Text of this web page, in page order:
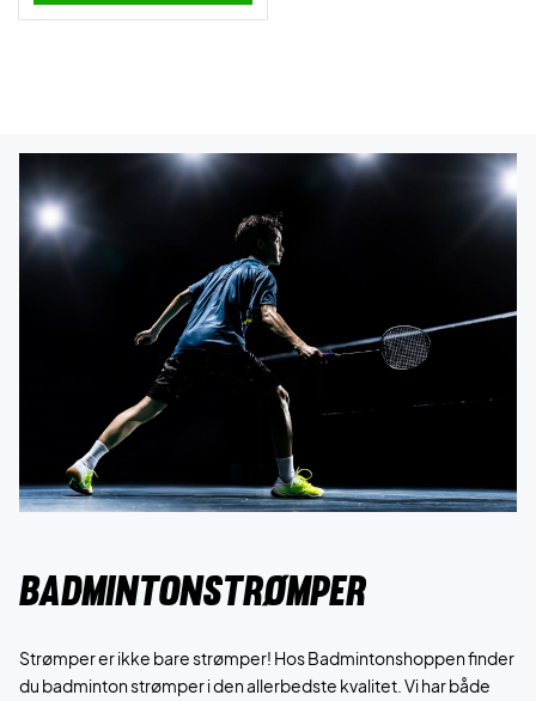
Badmintonstrømper
Strømper er ikke bare strømper! Hos Badmintonshoppen finder
du badminton strømper i den allerbedste kvalitet. Vi har både